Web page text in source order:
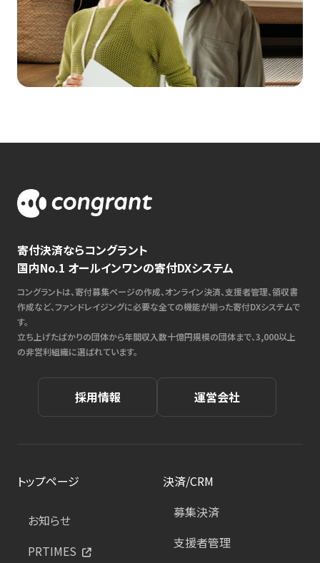
寄付決済ならコングラント
国内No.1 オールインワンの寄付DXシステム
コングラントは、寄付募集ページの作成、オンライン決済、支援者管理、領収書
作成など、ファンドレイジングに必要な全ての機能が揃った寄付DXシステムで
す。
立ち上げたばかりの団体から年間収入数十億円規模の団体まで、3,000以上
の非営利組織に選ばれています。
採用情報 運営会社
トップページ
お知らせ
PRTIMES
決済/CRM
募集決済
支援者管理